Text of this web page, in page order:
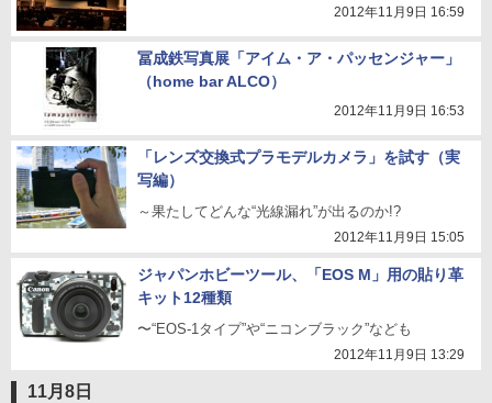
2012年11月9日 16:59
冨成鉄写真展「アイム・ア・パッセンジャー」
（home bar ALCO）
2012年11月9日 16:53
「レンズ交換式プラモデルカメラ」を試す（実
写編）
～果たしてどんな“光線漏れ”が出るのか!?
2012年11月9日 15:05
ジャパンホビーツール、「EOS M」用の貼り革
キット12種類
〜“EOS-1タイプ”や“ニコンブラック”なども
2012年11月9日 13:29
11月8日